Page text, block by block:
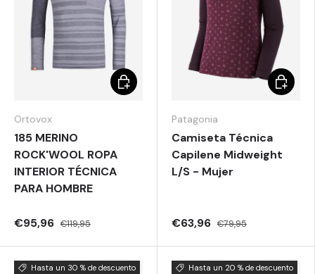
Ortovox
185 MERINO
ROCK'WOOL ROPA
INTERIOR TÉCNICA
PARA HOMBRE
€95,96 €119,95
Elegir opciones
Patagonia
Camiseta Técnica
Capilene Midweight
L/S - Mujer
€63,96 €79,95
Elegir
Hasta un 30 % de descuento Hasta un 20 % de descuento